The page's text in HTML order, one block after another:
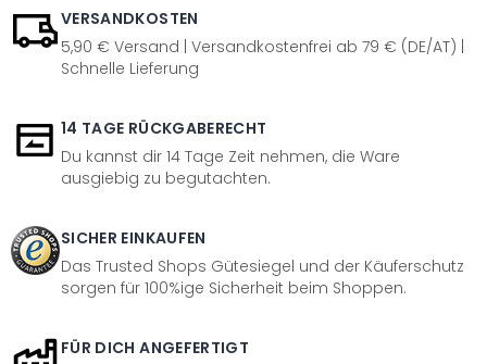
VERSANDKOSTEN
5,90 € Versand | Versandkostenfrei ab 79 € (DE/AT) |
Schnelle Lieferung
14 TAGE RÜCKGABERECHT
Du kannst dir 14 Tage Zeit nehmen, die Ware
ausgiebig zu begutachten.
SICHER EINKAUFEN
Das Trusted Shops Gütesiegel und der Käuferschutz
sorgen für 100%ige Sicherheit beim Shoppen.
FÜR DICH ANGEFERTIGT